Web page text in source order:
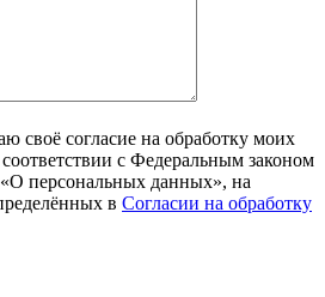
своё согласие на обработку моих
с Федеральным законом
персональных данных», на
в Согласии на обработку